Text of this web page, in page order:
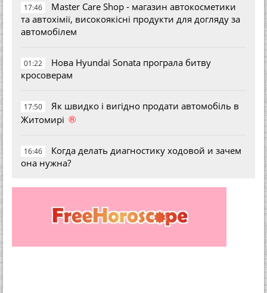
17:46
Master Care Shop - магазин автокосметики
та автохімії, високоякісні продукти для догляду за
автомобілем
01:22
Нова Hyundai Sonata програла битву
кросоверам
17:50
Як швидко і вигідно продати автомобіль в
Житомирі ®
16:46
Когда делать диагностику ходовой и зачем
она нужна?